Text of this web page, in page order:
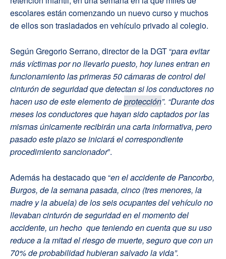
escolares están comenzando un nuevo curso y muchos
de ellos son trasladados en vehículo privado al colegio.
Según Gregorio Serrano, director de la DGT “para evitar
más víctimas por no llevarlo puesto, hoy lunes entran en
funcionamiento las primeras 50 cámaras de control del
cinturón de seguridad que detectan si los conductores no
hacen uso de este elemento deprotección”. “Durante dos
meses los conductores que hayan sido captados por las
mismas únicamente recibirán una carta informativa, pero
pasado este plazo se iniciará el correspondiente
procedimiento sancionador”.
Además ha destacado que “en el accidente de Pancorbo,
Burgos, de la semana pasada, cinco (tres menores, la
madre y la abuela) de los seis ocupantes del vehículo no
llevaban cinturón de seguridad en el momento del
accidente, un hecho que teniendo en cuenta que su uso
reduce a la mitad el riesgo de muerte, seguro que con un
70% de probabilidad hubieran salvado la vida”.